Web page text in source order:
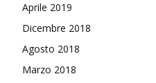
Aprile 2019
Dicembre 2018
Agosto 2018
Marzo 2018